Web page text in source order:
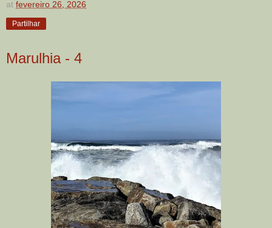
at fevereiro 26, 2026
Partilhar
Marulhia - 4